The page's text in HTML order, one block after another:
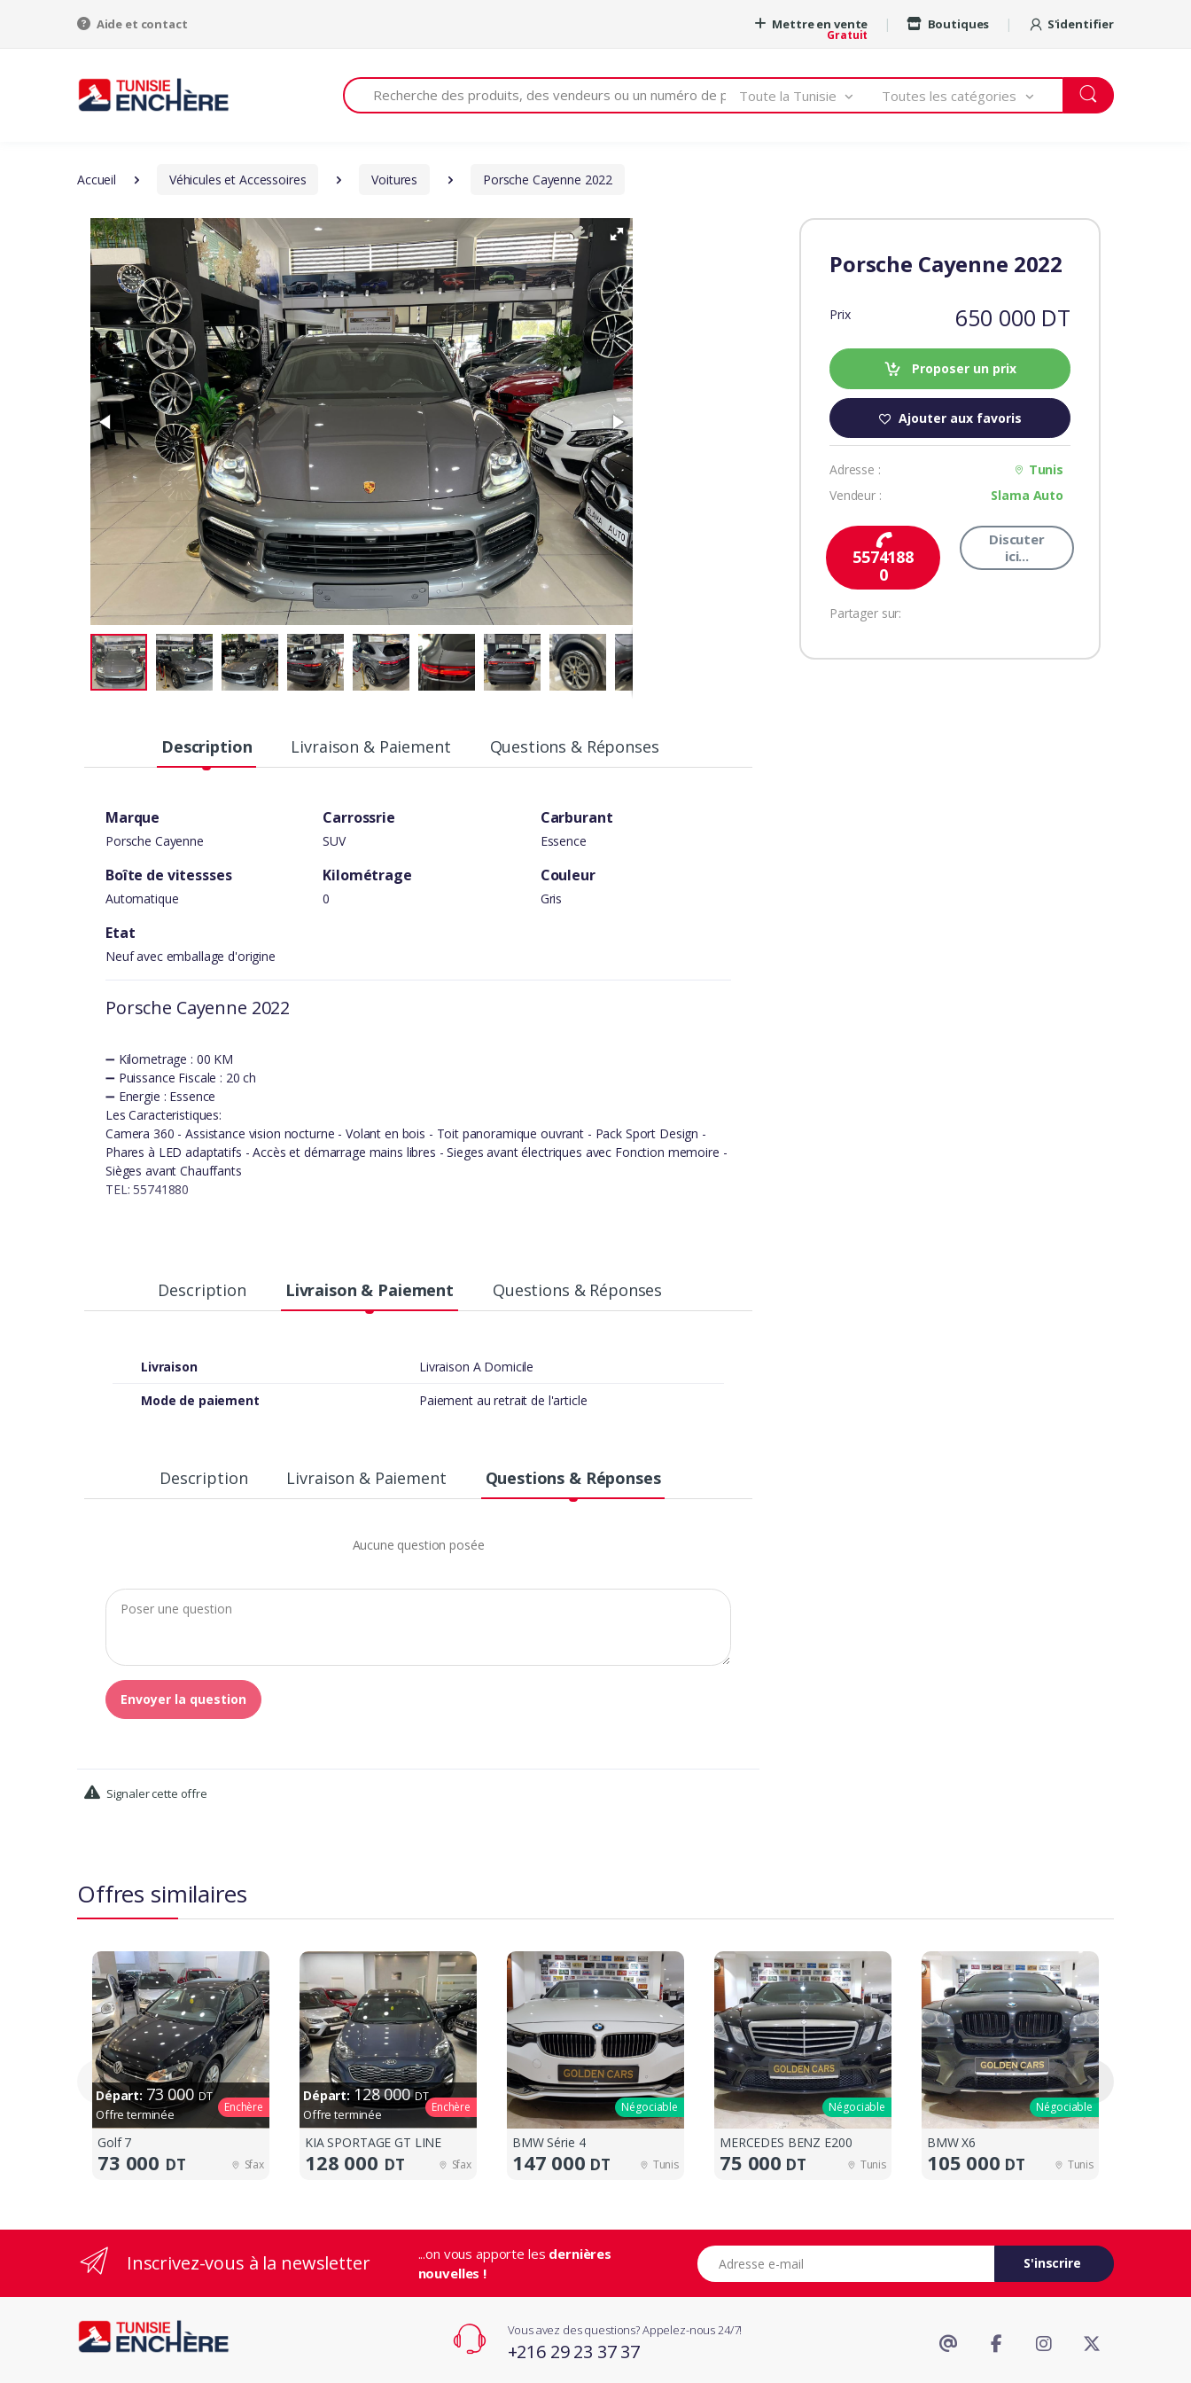
Aide et contact Mettre en vente
Gratuit
Boutiques S'identifier
Recherche
Toute la Tunisie Toutes les catégories
Accueil Véhicules et Accessoires Voitures Porsche Cayenne 2022
Porsche Cayenne 2022
Prix 650 000 DT
Proposer un prix
Ajouter aux favoris
Adresse :
Tunis
Vendeur :
Slama Auto
5574188
0
Discuter
ici...
Partager sur:
Description Livraison & Paiement Questions & Réponses
Marque
Porsche Cayenne
Carrossrie
SUV
Carburant
Essence
Boîte de vitessses
Automatique
Kilométrage
0
Couleur
Gris
Etat
Neuf avec emballage d'origine
Porsche Cayenne 2022
➖ Kilometrage : 00 KM
➖ Puissance Fiscale : 20 ch
➖ Energie : Essence
Les Caracteristiques:
Camera 360 - Assistance vision nocturne - Volant en bois - Toit panoramique ouvrant - Pack Sport Design -
Phares à LED adaptatifs - Accès et démarrage mains libres - Sieges avant électriques avec Fonction memoire -
Sièges avant Chauffants
TEL: 55741880
Description Livraison & Paiement Questions & Réponses
Livraison
Livraison A Domicile
Mode de paiement
Paiement au retrait de l'article
Description Livraison & Paiement Questions & Réponses
Aucune question posée
Envoyer la question
Signaler cette offre
Offres similaires
Départ: 73 000 DT
Offre terminée Enchère
Golf 7
73 000 DT Sfax
Départ: 128 000DT
Offre terminée Enchère
KIA SPORTAGE GT LINE
128 000 DT Sfax
Négociable
BMW Série 4
147 000 DT Tunis
Négociable
MERCEDES BENZ E200
75 000 DT Tunis
Négociable
BMW X6
105 000 DT Tunis
Inscrivez-vous à la newsletter ...on vous apporte les dernières
nouvelles !
Adresse e-mail
S'inscrire
Vous avez des questions? Appelez-nous 24/7!
+216 29 23 37 37